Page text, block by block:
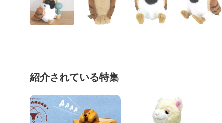
紹介されている特集